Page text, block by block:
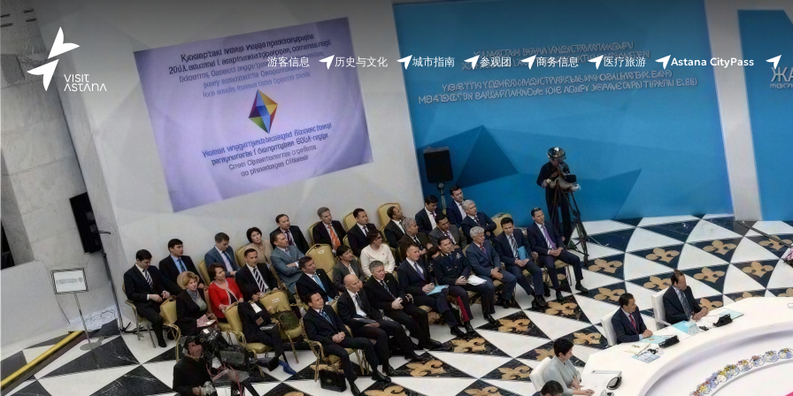
游客信息 历史与文化 城市指南 参观团 商务信息 医疗旅游 Astana CityPass